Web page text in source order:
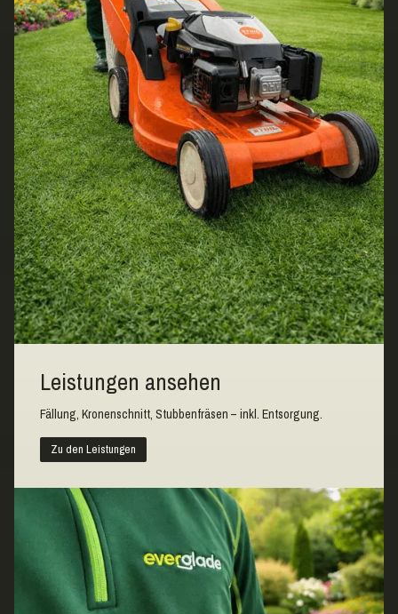
Leistungen ansehen
Fällung, Kronenschnitt, Stubbenfräsen – inkl. Entsorgung.
Zu den Leistungen